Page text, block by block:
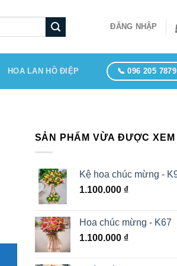
ĐĂNG NHẬP
HOA LAN HỒ ĐIỆP 📞 096 205 7879
SẢN PHẨM VỪA ĐƯỢC XEM
Kệ hoa chúc mừng -
1.100.000 ₫
Hoa chúc mừng - K67
1.100.000 ₫